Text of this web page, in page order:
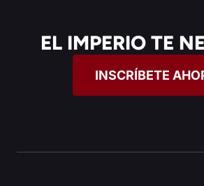
EL IMPERIO TE
INSCRÍBETE